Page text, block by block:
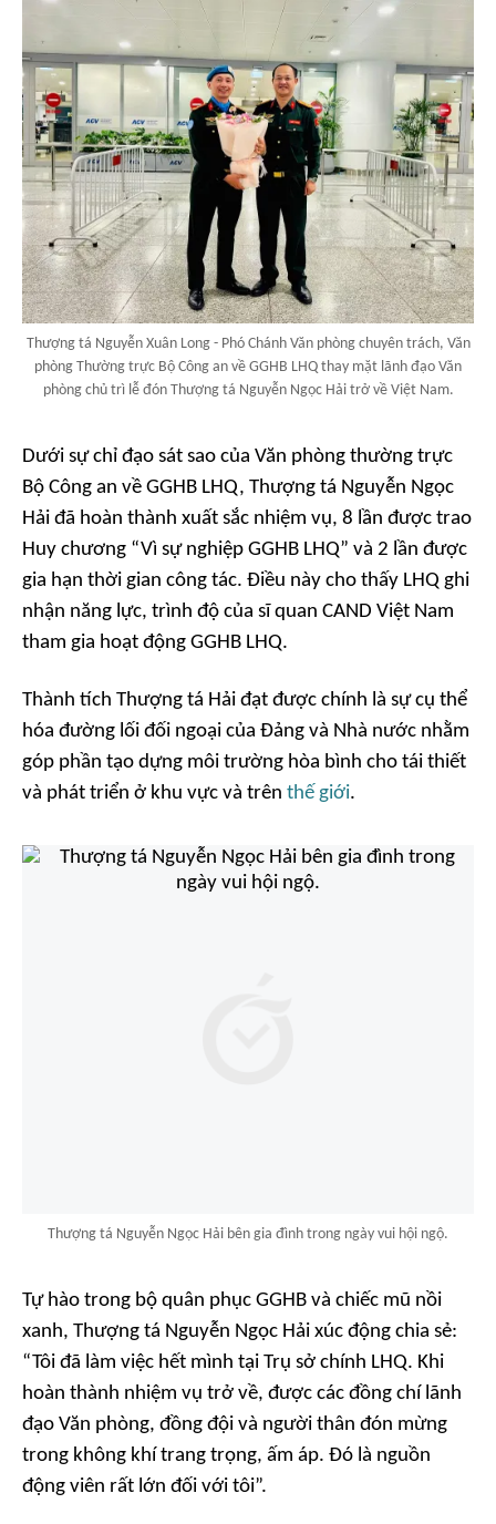
Thượng tá Nguyễn Xuân Long - Phó Chánh Văn phòng chuyên trách, Văn
phòng Thường trực Bộ Công an về GGHB LHQ thay mặt lãnh đạo Văn
phòng chủ trì lễ đón Thượng tá Nguyễn Ngọc Hải trở về Việt Nam.
Dưới sự chỉ đạo sát sao của Văn phòng thường trực
Bộ Công an về GGHB LHQ, Thượng tá Nguyễn Ngọc
Hải đã hoàn thành xuất sắc nhiệm vụ, 8 lần được trao
Huy chương “Vì sự nghiệp GGHB LHQ” và 2 lần được
gia hạn thời gian công tác. Điều này cho thấy LHQ ghi
nhận năng lực, trình độ của sĩ quan CAND Việt Nam
tham gia hoạt động GGHB LHQ.
Thành tích Thượng tá Hải đạt được chính là sự cụ thể
hóa đường lối đối ngoại của Đảng và Nhà nước nhằm
góp phần tạo dựng môi trường hòa bình cho tái thiết
và phát triển ở khu vực và trên thế giới.
Thượng tá Nguyễn Ngọc Hải bên gia đình trong ngày vui hội ngộ.
Tự hào trong bộ quân phục GGHB và chiếc mũ nồi
xanh, Thượng tá Nguyễn Ngọc Hải xúc động chia sẻ:
“Tôi đã làm việc hết mình tại Trụ sở chính LHQ. Khi
hoàn thành nhiệm vụ trở về, được các đồng chí lãnh
đạo Văn phòng, đồng đội và người thân đón mừng
trong không khí trang trọng, ấm áp. Đó là nguồn
động viên rất lớn đối với tôi”.